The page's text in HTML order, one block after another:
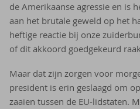
de Amerikaanse agressie en is
aan het brutale geweld op het
heftige reactie bij onze
of dit akkoord goedgekeurd
Maar dat zijn zorgen voor
president is erin geslaagd om
zaaien tussen de EU-lidstaten.